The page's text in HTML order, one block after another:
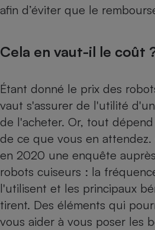
afin d’éviter que le
Cela en vaut-il le coût
Étant donné le prix des
vaut s'assurer de l'utilité
de l'acheter. Or, tout
de ce que vous en attendez.
en 2020 une enquête
robots cuiseurs : la
l'utilisent et les principaux
tirent. Des éléments qui
vous aider à vous poser les